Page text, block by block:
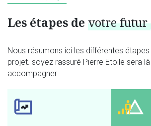
Les étapes de votre futur
Nous résumons ici les différentes
projet. soyez rassuré Pierre Etoile sera
accompagner